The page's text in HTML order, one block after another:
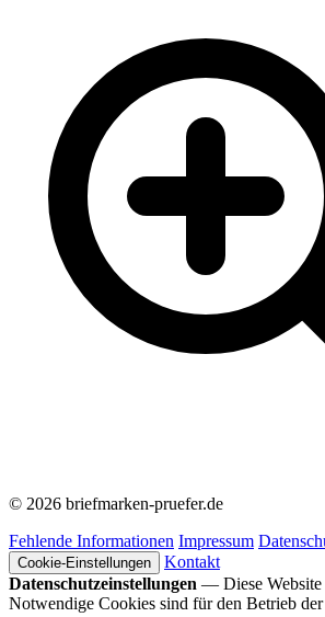
© 2026 briefmarken-pruefer.de
Fehlende Informationen Impressum
Cookie-Einstellungen
Kontakt
Datenschutzeinstellungen — Diese Website
Notwendige Cookies sind für den Betrieb